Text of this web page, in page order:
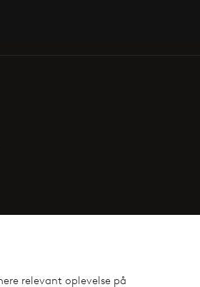
relevant oplevelse på